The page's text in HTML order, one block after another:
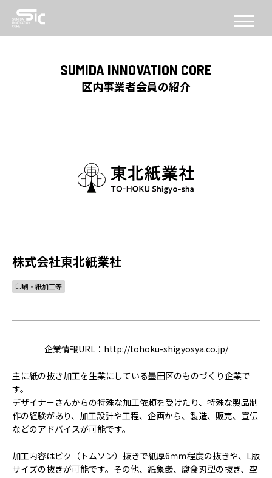
CONCEPT
コンセプト
施設
アクセラレーション
会員
パートナー
メンター
イベント
SUMIDA INNOVATION CORE
区内事業者会員の紹介
株式会社東北紙業社
印刷・紙加工等
企業情報URL： http://tohoku-shigyosya.co.jp/
主に紙の抜き加工を生業にしている墨田区のものづくり企業で
す。
デザイナーさんからの特殊な加工依頼を受けたり、特殊な製品制
作の経験があり、加工設計や工程、企画から、製造、販売、宣伝
などのアドバイスが可能です。
加工内容はビク（トムソン）抜きで紙厚6ｍｍ程度の抜きや、L版
サイズの抜きが可能です。その他、紙象嵌、腐食刃型の抜き、空